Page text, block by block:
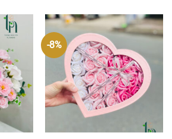
895.650 ₫.
-8%